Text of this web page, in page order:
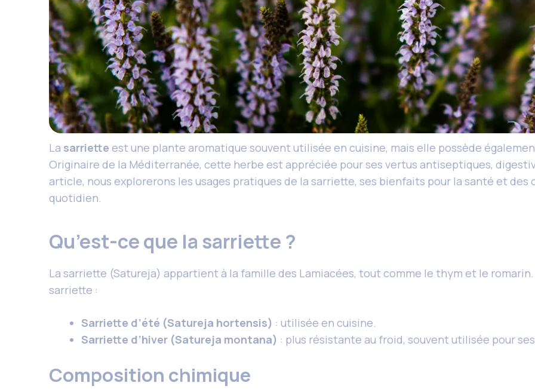
La sarriette est une plante aromatique souvent utilisée en cuisine, mais elle possède
Originaire de la Méditerranée, cette herbe est appréciée pour ses vertus antiseptiques,
article, nous explorerons les usages pratiques de la sarriette, ses bienfaits pour la santé et des
quotidien.
Qu’est-ce que la sarriette ?
La sarriette (Satureja) appartient à la famille des Lamiacées, tout comme le thym et le
sarriette :
Sarriette d’été (Satureja hortensis) : utilisée en cuisine.
Sarriette d’hiver (Satureja montana) : plus résistante au froid, souvent utilisée pour
Composition chimique